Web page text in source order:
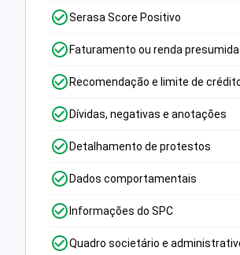
Serasa Score Positivo
Faturamento ou renda presumida
Recomendação e limite de
Dívidas, negativas e anotações
Detalhamento de protestos
Dados comportamentais
Informações do SPC
Quadro societário e